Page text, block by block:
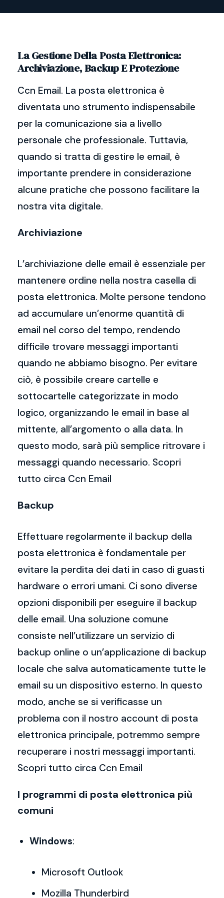
La Gestione Della Posta Elettronica:
Archiviazione, Backup E Protezione
Ccn Email. La posta elettronica è
diventata uno strumento indispensabile
per la comunicazione sia a livello
personale che professionale. Tuttavia,
quando si tratta di gestire le email, è
importante prendere in considerazione
alcune pratiche che possono facilitare la
nostra vita digitale.
Archiviazione
L’archiviazione delle email è essenziale per
mantenere ordine nella nostra casella di
posta elettronica. Molte persone tendono
ad accumulare un’enorme quantità di
email nel corso del tempo, rendendo
difficile trovare messaggi importanti
quando ne abbiamo bisogno. Per evitare
ciò, è possibile creare cartelle e
sottocartelle categorizzate in modo
logico, organizzando le email in base al
mittente, all’argomento o alla data. In
questo modo, sarà più semplice ritrovare i
messaggi quando necessario. Scopri
tutto circa Ccn Email
Backup
Effettuare regolarmente il backup della
posta elettronica è fondamentale per
evitare la perdita dei dati in caso di guasti
hardware o errori umani. Ci sono diverse
opzioni disponibili per eseguire il backup
delle email. Una soluzione comune
consiste nell’utilizzare un servizio di
backup online o un’applicazione di backup
locale che salva automaticamente tutte le
email su un dispositivo esterno. In questo
modo, anche se si verificasse un
problema con il nostro account di posta
elettronica principale, potremmo sempre
recuperare i nostri messaggi importanti.
Scopri tutto circa Ccn Email
I programmi di posta elettronica più
comuni
Windows:
Microsoft Outlook
Mozilla Thunderbird